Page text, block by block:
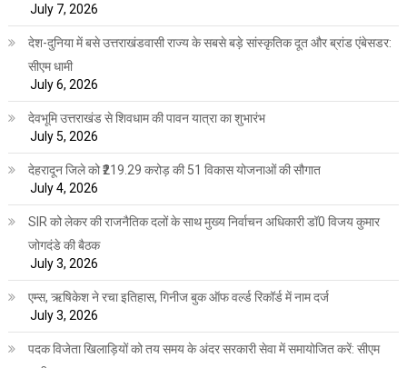
July 7, 2026
देश-दुनिया में बसे उत्तराखंडवासी राज्य के सबसे बड़े सांस्कृतिक दूत और ब्रांड एंबेसडर:
सीएम धामी
July 6, 2026
देवभूमि उत्तराखंड से शिवधाम की पावन यात्रा का शुभारंभ
July 5, 2026
देहरादून जिले को ₹219.29 करोड़ की 51 विकास योजनाओं की सौगात
July 4, 2026
SIR को लेकर की राजनैतिक दलों के साथ मुख्य निर्वाचन अधिकारी डॉ0 विजय कुमार
जोगदंडे की बैठक
July 3, 2026
एम्स, ऋषिकेश ने रचा इतिहास, गिनीज बुक ऑफ वर्ल्ड रिकॉर्ड में नाम दर्ज
July 3, 2026
पदक विजेता खिलाड़ियों को तय समय के अंदर सरकारी सेवा में समायोजित करें: सीएम